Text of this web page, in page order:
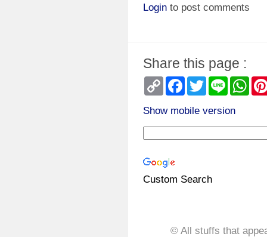
Login to post comments
Share this page :
Copy
Link
Facebook
TwitterLine
Show mobile version
Custom Search
© All stuffs that